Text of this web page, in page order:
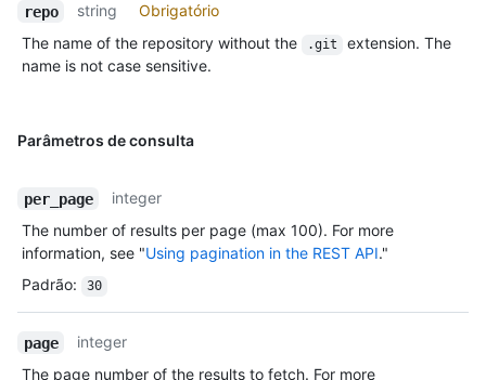
repo string
Obrigatório
The name of the repository without the
.git
extension. The
name is not case sensitive.
Parâmetros de consulta
per_page
integer
The number of results per page (max 100). For more
information, see "Using pagination in the REST API."
Padrão: 30
page
integer
The page number of the results to fetch. For more